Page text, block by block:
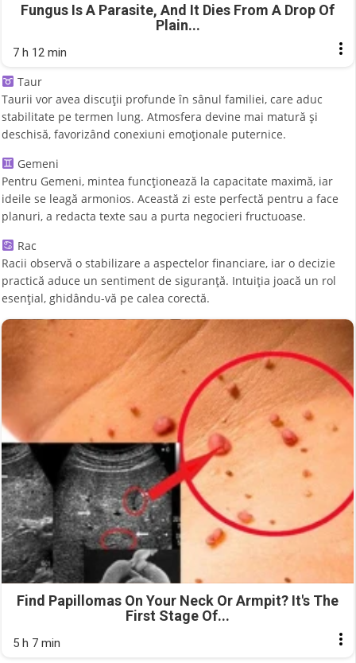
Fungus Is A Parasite, And It Dies From A Drop Of
Plain...
7 h 12 min
Taur
Taurii vor avea discuții profunde în sânul familiei, care aduc
stabilitate pe termen lung. Atmosfera devine mai matură și
deschisă, favorizând conexiuni emoționale puternice.
Gemeni
Pentru Gemeni, mintea funcționează la capacitate maximă, iar
ideile se leagă armonios. Această zi este perfectă pentru a face
planuri, a redacta texte sau a purta negocieri fructuoase.
Rac
Racii observă o stabilizare a aspectelor financiare, iar o decizie
practică aduce un sentiment de siguranță. Intuiția joacă un rol
esențial, ghidându-vă pe calea corectă.
Find Papillomas On Your Neck Or Armpit? It's The
First Stage Of...
5 h 7 min